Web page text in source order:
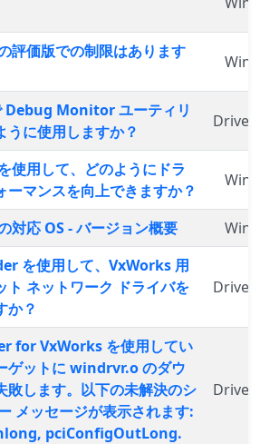
評価版での制限はあります
Debug Monitor ユーティリ
うに使用しますか？
使用して、どのようにドラ
ーマンスを向上できますか？
対応 OS - バージョン概要
を使用して、VxWorks 用
ト ネットワーク ドライバを
か？
for VxWorks を使用してい
ゲットに windrvr.o のダウ
敗します。以下の未解決のシ
メッセージが表示されます:
pciConfigOutLong.